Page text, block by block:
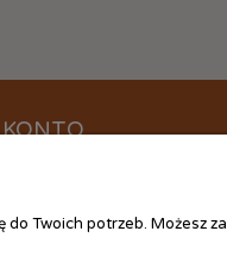
Twoich potrzeb. Możesz